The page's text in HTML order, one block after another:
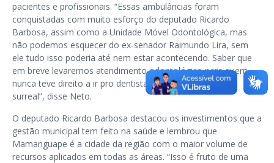
pacientes e profissionais. “Essas ambulâncias foram
conquistadas com muito esforço do deputado Ricardo
Barbosa, assim como a Unidade Móvel Odontológica, mas
não podemos esquecer do ex-senador Raimundo Lira, sem
ele tudo isso poderia até nem estar acontecendo. Saber que
em breve levaremos atendimento odontológico para quem
nunca teve direito a ir pro dentista parece ser uma coisa
surreal”, disse Neto.
O deputado Ricardo Barbosa destacou os investimentos que a
gestão municipal tem feito na saúde e lembrou que
Mamanguape é a cidade da região com o maior volume de
recursos aplicados em todas as áreas. “Isso é fruto de uma